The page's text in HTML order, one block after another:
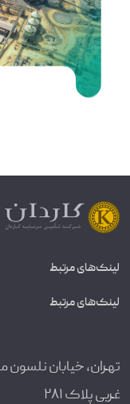
لینک‌های مرتبط
لینک‌های مرتبط
تهران، خیابان نلسون
غربی پلاک ۲۸۱